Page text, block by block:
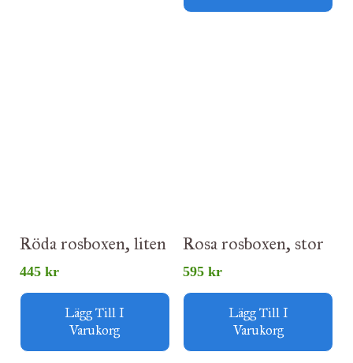
Röda rosboxen, liten
445 kr
Lägg Till I
Varukorg
Rosa rosboxen, stor
595 kr
Lägg Till I
Varukorg